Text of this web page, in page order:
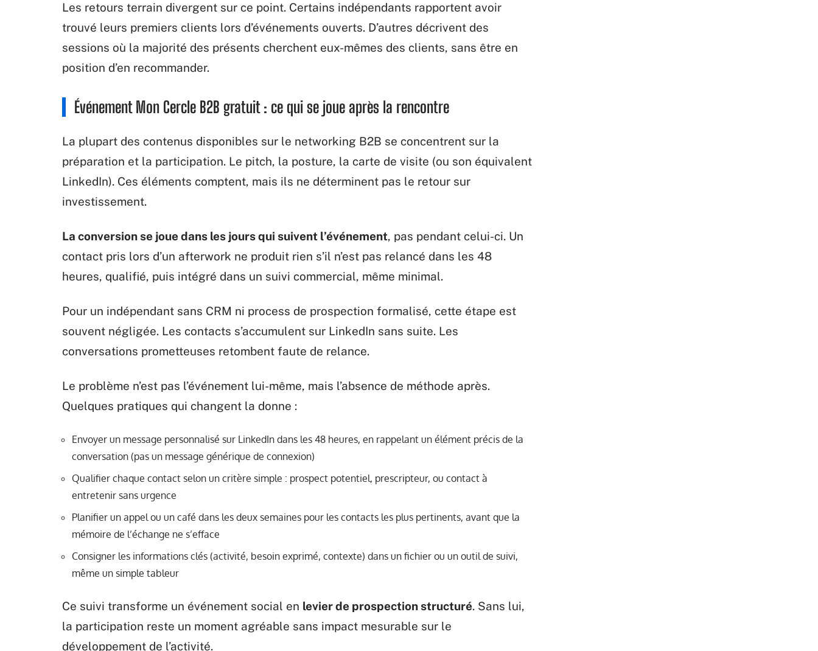
Les retours terrain divergent sur ce point. Certains indépendants rapportent avoir
trouvé leurs premiers clients lors d’événements ouverts. D’autres décrivent des
sessions où la majorité des présents cherchent eux-mêmes des clients, sans être en
position d’en recommander.
Événement Mon Cercle B2B gratuit : ce qui se joue après la rencontre
La plupart des contenus disponibles sur le networking B2B se concentrent sur la
préparation et la participation. Le pitch, la posture, la carte de visite (ou son équivalent
LinkedIn). Ces éléments comptent, mais ils ne déterminent pas le retour sur
investissement.
La conversion se joue dans les jours qui suivent l’événement, pas pendant celui-ci. Un
contact pris lors d’un afterwork ne produit rien s’il n’est pas relancé dans les 48
heures, qualifié, puis intégré dans un suivi commercial, même minimal.
Pour un indépendant sans CRM ni process de prospection formalisé, cette étape est
souvent négligée. Les contacts s’accumulent sur LinkedIn sans suite. Les
conversations prometteuses retombent faute de relance.
Le problème n’est pas l’événement lui-même, mais l’absence de méthode après.
Quelques pratiques qui changent la donne :
Envoyer un message personnalisé sur LinkedIn dans les 48 heures, en rappelant un élément précis de la
conversation (pas un message générique de connexion)
Qualifier chaque contact selon un critère simple : prospect potentiel, prescripteur, ou contact à
entretenir sans urgence
Planifier un appel ou un café dans les deux semaines pour les contacts les plus pertinents, avant que la
mémoire de l’échange ne s’efface
Consigner les informations clés (activité, besoin exprimé, contexte) dans un fichier ou un outil de suivi,
même un simple tableur
Ce suivi transforme un événement social en levier de prospection structuré. Sans lui,
la participation reste un moment agréable sans impact mesurable sur le
développement de l’activité.